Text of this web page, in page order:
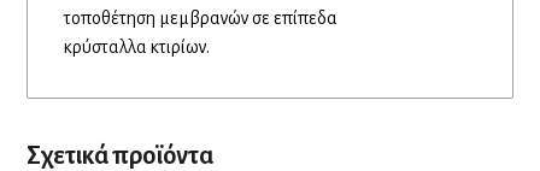
τοποθέτηση μεμβρανών σε επίπεδα
κρύσταλλα κτιρίων.
Σχετικά προϊόντα